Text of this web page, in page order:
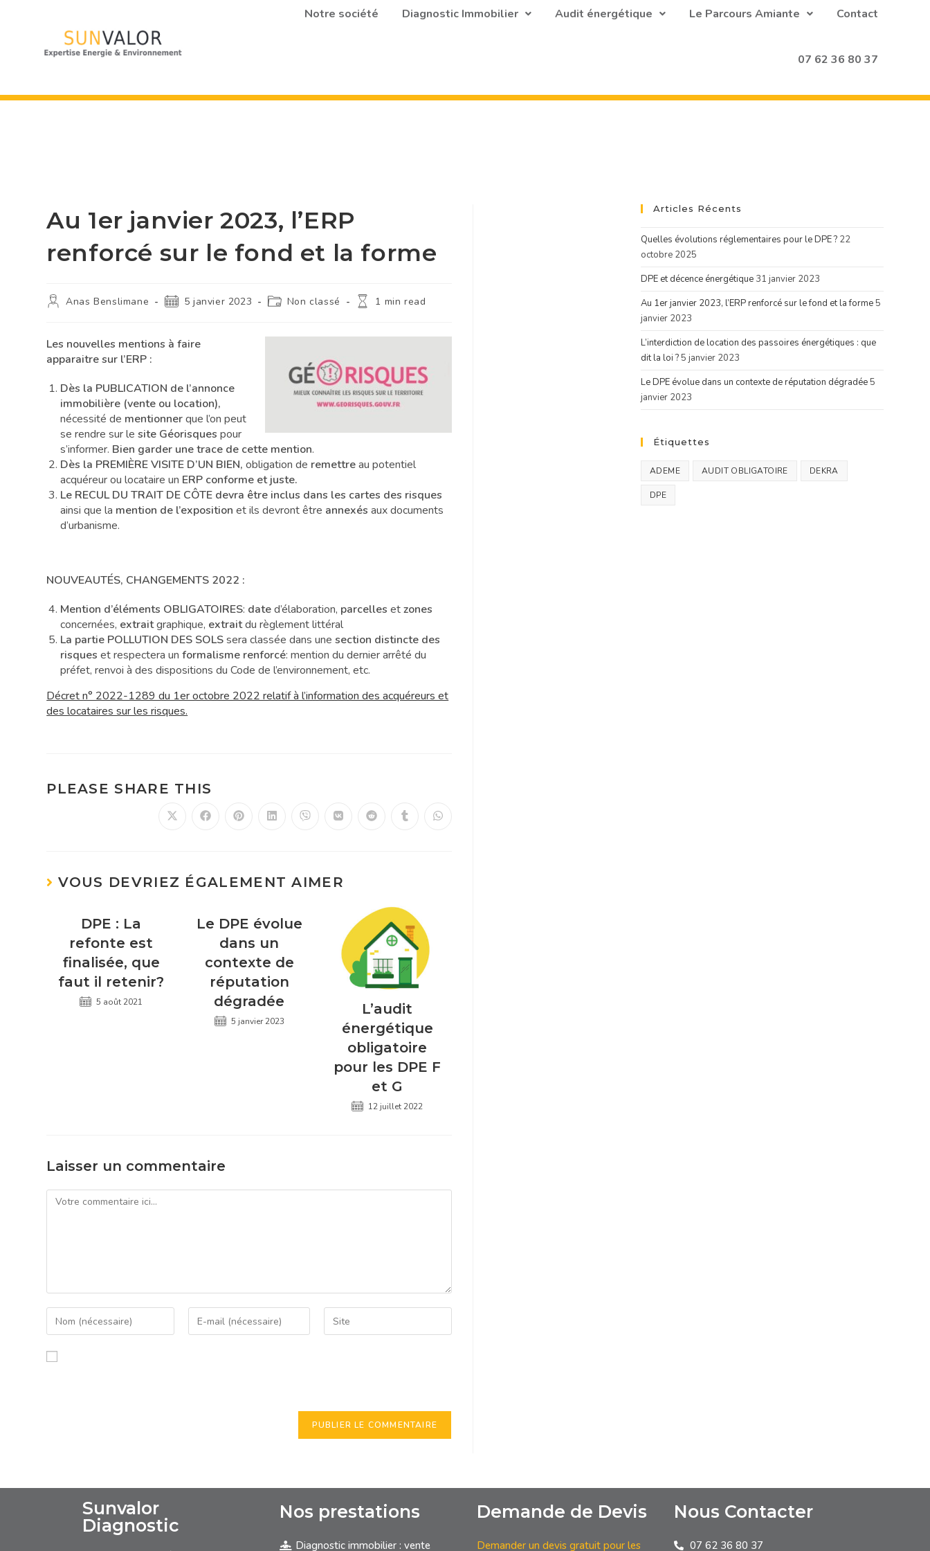
Notre société Diagnostic Immobilier Audit énergétique Le Parcours Amiante Contact
07 62 36 80 37
Au 1er janvier 2023, l’ERP
renforcé sur le fond et la forme
Anas Benslimane 5 janvier 2023 Non classé 1 min read
Les nouvelles mentions à faire
apparaitre sur l’ERP :
Dès la PUBLICATION de l’annonce
immobilière (vente ou location),
nécessité de mentionnerque l’on peut
se rendre sur lesite Géorisques pour
s’informer. Bien garder une trace de cette mention.
Dès la PREMIÈRE VISITE D’UN BIEN,obligation de remettreau potentiel
acquéreur ou locataire un ERP conforme et juste.
Le RECUL DU TRAIT DE CÔTE devra être inclus dans les cartes des risques
ainsi que la mention de l’exposition et ils devront être annexés aux documents
d’urbanisme.
NOUVEAUTÉS, CHANGEMENTS 2022 :
Mention d’éléments OBLIGATOIRES: dated’élaboration, parcelles etzones
concernées, extraitgraphique, extraitdu règlement littéral
La partie POLLUTION DES SOLSsera classée dans unesection distincte des
risques et respectera unformalisme renforcé: mention du dernier arrêté du
préfet, renvoi à des dispositions du Code de l’environnement, etc.
Décret n° 2022-1289 du 1er octobre 2022 relatif à l’information des acquéreurs et
des locataires sur les risques.
PLEASE SHARE THIS
VOUS DEVRIEZ ÉGALEMENT AIMER
DPE : La
refonte est
finalisée, que
faut il retenir?
5 août 2021
Le DPE évolue
dans un
contexte de
réputation
dégradée
5 janvier 2023
L’audit
énergétique
obligatoire
pour les DPE F
et G
12 juillet 2022
Laisser un commentaire
Articles Récents
Quelles évolutions réglementaires pour le DPE ? 22
octobre 2025
DPE et décence énergétique 31 janvier 2023
Au 1er janvier 2023, l’ERP renforcé sur le fond et la forme 5
janvier 2023
L’interdiction de location des passoires énergétiques : que
dit la loi ? 5 janvier 2023
Le DPE évolue dans un contexte de réputation dégradée 5
janvier 2023
Étiquettes
ADEME AUDIT OBLIGATOIRE DEKRA
DPE
Sunvalor
Diagnostic
Nos prestations
Diagnostic immobilier : vente
Demande de Devis
Demander un devis gratuit pour les
Nous Contacter
07 62 36 80 37